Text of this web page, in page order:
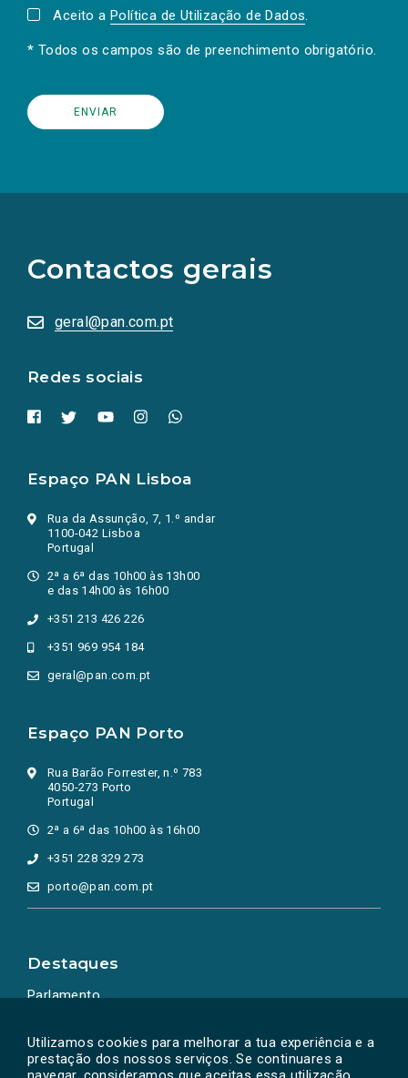
Utilizamos cookies para melhorar a tua experiência e a
prestação dos nossos serviços. Se continuares a
Aceito a Política de Utilização de Dados.
* Todos os campos são de preenchimento obrigatório.
Contactos gerais
geral@pan.com.pt
Redes sociais
redes
sociais
numa
nova
Espaço PAN Lisboa
Rua da Assunção, 7, 1.º andar
1100-042 Lisboa
Portugal
2ª a 6ª das 10h00 às 13h00
e das 14h00 às 16h00
+351 213 426 226
+351 969 954 184
geral@pan.com.pt
Espaço PAN Porto
Rua Barão Forrester, n.º 783
4050-273 Porto
Portugal
2ª a 6ª das 10h00 às 16h00
+351 228 329 273
porto@pan.com.pt
Destaques
Parlamento